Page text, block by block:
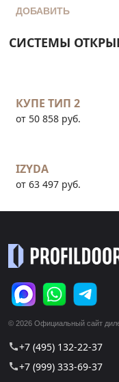
ДОБАВИТЬ
СИСТЕМЫ
КУПЕ ТИП 2
от 50 858 руб.
IZYDA
от 63 497 руб.
© 2026 Официальный сайт
call+7 (495) 132-22-37
call+7 (999) 333-69-37